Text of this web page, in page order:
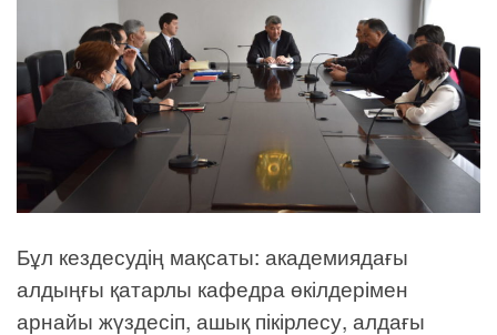
Бұл кездесудің мақсаты: академиядағы
алдыңғы қатарлы кафедра өкілдерімен
арнайы жүздесіп, ашық пікірлесу, алдағы